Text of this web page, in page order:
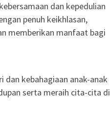
dan kepedulian
penuh keikhlasan,
memberikan manfaat bagi
dan kebahagiaan anak-anak
serta meraih cita-cita di